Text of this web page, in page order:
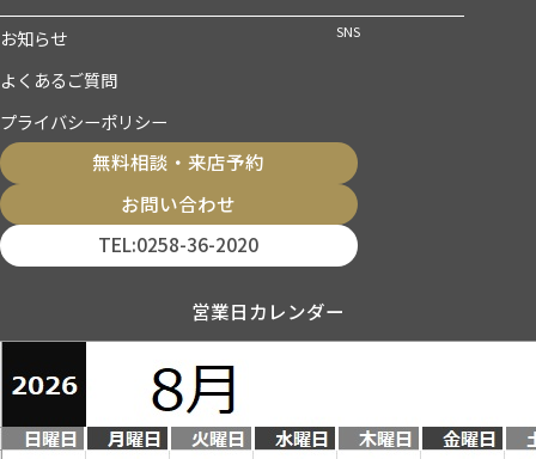
お知らせ
よくあるご質問
プライバシーポリシー
SNS
無料相談・来店予約
お問い合わせ
TEL:0258-36-2020
営業日カレンダー